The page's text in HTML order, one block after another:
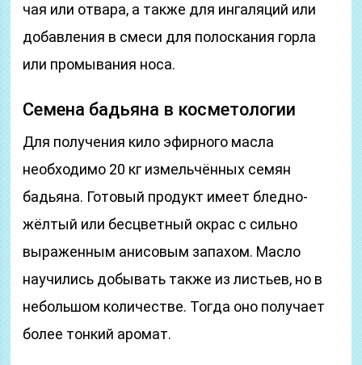
чая или отвара, а также для ингаляций или
добавления в смеси для полоскания горла
или промывания носа.
Семена бадьяна в косметологии
Для получения кило эфирного масла
необходимо 20 кг измельчённых семян
бадьяна. Готовый продукт имеет бледно-
жёлтый или бесцветный окрас с сильно
выраженным анисовым запахом. Масло
научились добывать также из листьев, но в
небольшом количестве. Тогда оно получает
более тонкий аромат.